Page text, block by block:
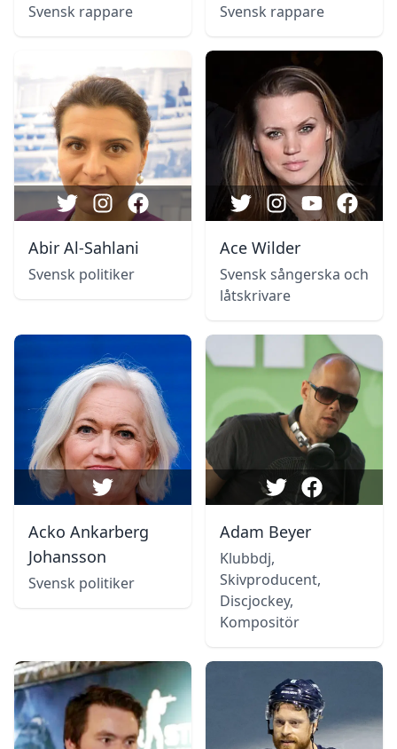
Svensk rappare Svensk rappare
Abir Al-Sahlani
Svensk politiker
Ace Wilder
Svensk sångerska och
låtskrivare
Acko Ankarberg
Johansson
Svensk politiker
Adam Beyer
Klubbdj,
Skivproducent,
Discjockey,
Kompositör